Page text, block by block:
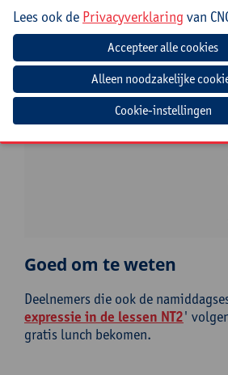
Datum Beginuur Einduur
donderdag
2027
09:00u 12:00u
Goed om te weten
Deelnemers die ook de
expressie in de lessen NT2'
gratis lunch bekomen.
Lees ook de Privacyverklaring van
Cookie-instellingen